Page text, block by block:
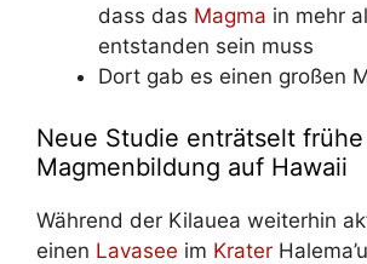
dass das Magma in mehr
entstanden sein muss
Dort gab es einen großen
Neue Studie enträtselt frühe
Magmenbildung auf Hawaii
Während der Kilauea weiterhin
einen Lavasee im Krater